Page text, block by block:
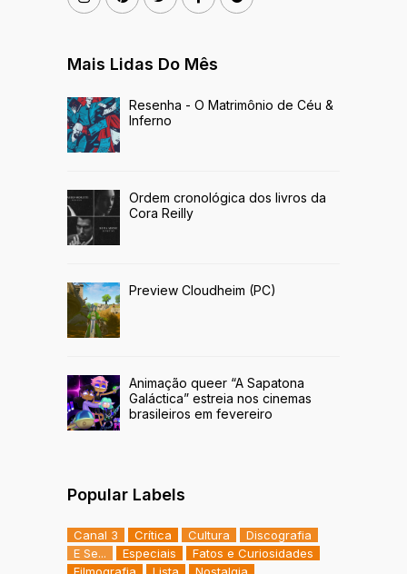
Mais Lidas Do Mês
Resenha - O Matrimônio de Céu &
Inferno
Ordem cronológica dos livros da
Cora Reilly
Preview Cloudheim (PC)
Animação queer “A Sapatona
Galáctica” estreia nos cinemas
brasileiros em fevereiro
Popular Labels
Canal 3 Crítica Cultura
Discografia
E Se...
Especiais
Fatos e Curiosidades